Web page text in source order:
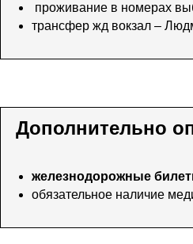
проживание в номерах
трансфер жд вокзал –
Дополнительно
железнодорожные
обязательное наличие